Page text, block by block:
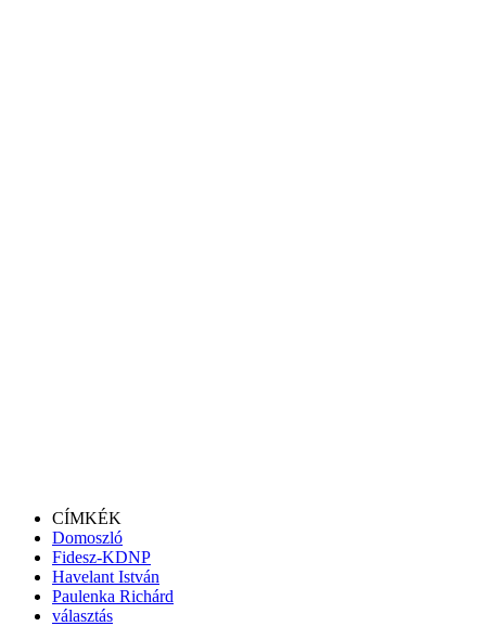
CÍMKÉK
Domoszló
Fidesz-KDNP
Havelant István
Paulenka Richárd
választás